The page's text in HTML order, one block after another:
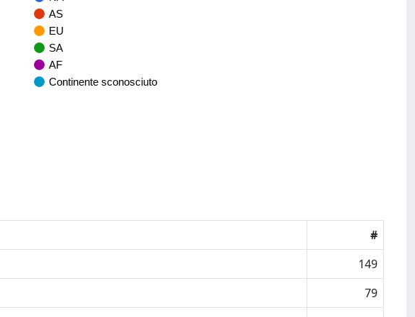
AS
EU
SA
AF
Continente sconosciuto
#
149
79